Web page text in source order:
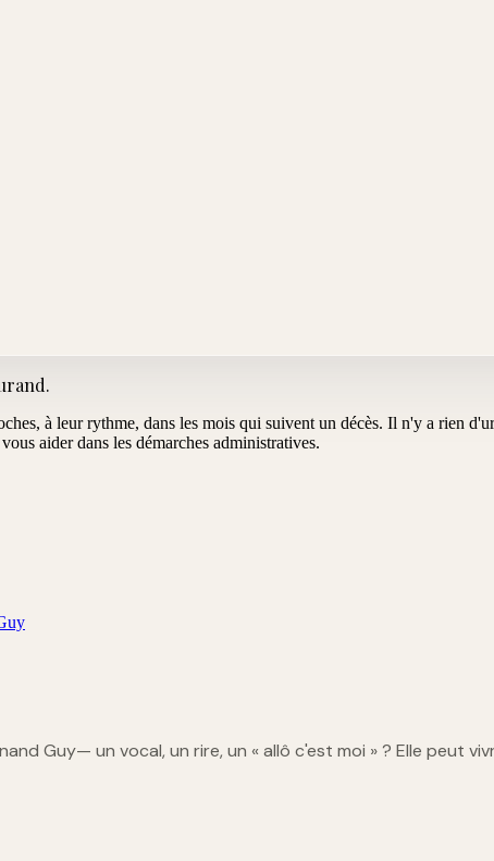
.
à leur rythme, dans les mois qui suivent un décès. Il n'y a rien
aider dans les démarches administratives.
Guy— un vocal, un rire, un « allô c'est moi » ? Elle peut